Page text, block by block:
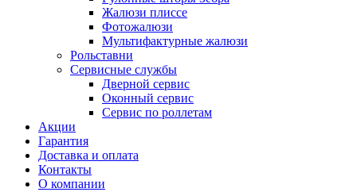
Жалюзи плиссе
Фотожалюзи
Мультифактурные жалюзи
Рольставни
Сервисные службы
Дверной сервис
Оконный сервис
Сервис по роллетам
Акции
Гарантия
Доставка и оплата
Контакты
О компании